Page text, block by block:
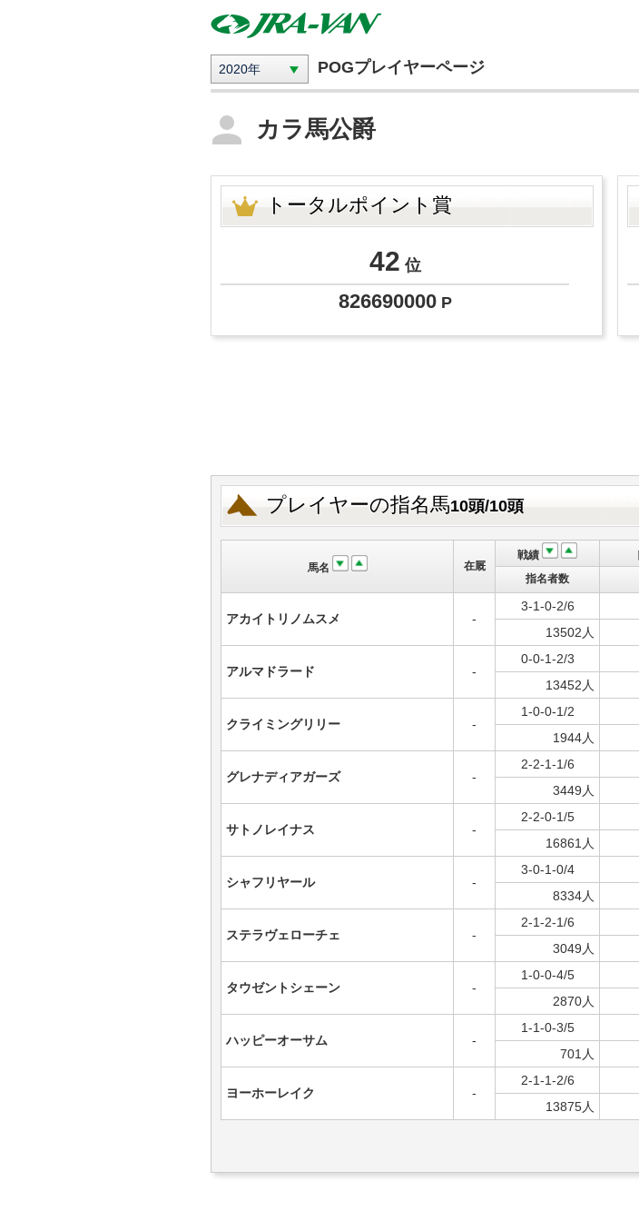
2020年 POGプレイヤーページ
カラ馬公爵
トータルポイント賞
42 位
826690000P
プレイヤーの指名馬10頭/10頭
馬名 在厩
戦績
指名者数
アカイトリノムスメ -
3-1-0-2/6
13502人
アルマドラード -
0-0-1-2/3
13452人
クライミングリリー -
1-0-0-1/2
1944人
グレナディアガーズ -
2-2-1-1/6
3449人
サトノレイナス -
2-2-0-1/5
16861人
シャフリヤール -
3-0-1-0/4
8334人
ステラヴェローチェ -
2-1-2-1/6
3049人
タウゼントシェーン -
1-0-0-4/5
2870人
ハッピーオーサム -
1-1-0-3/5
701人
ヨーホーレイク -
2-1-1-2/6
13875人